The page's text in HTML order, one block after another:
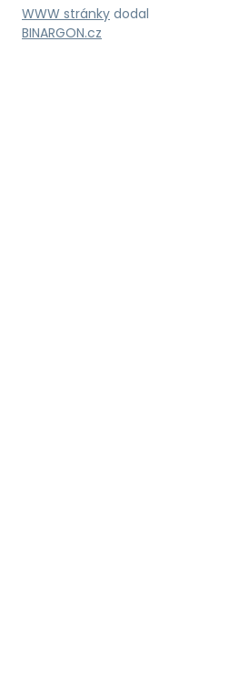
WWW stránky dodal
BINARGON.cz